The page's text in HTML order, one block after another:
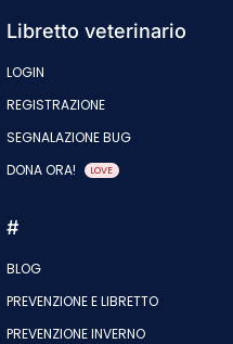
Libretto veterinario
LOGIN
REGISTRAZIONE
SEGNALAZIONE BUG
DONA ORA!
LOVE
#
BLOG
PREVENZIONE E LIBRETTO
PREVENZIONE INVERNO